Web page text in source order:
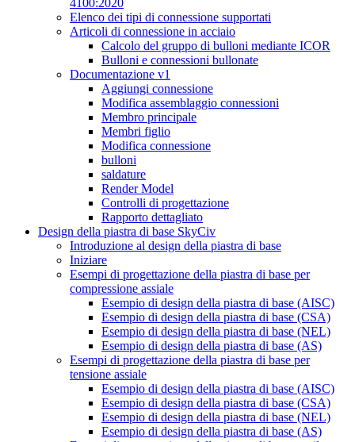
4100:2020
Elenco dei tipi di connessione supportati
Articoli di connessione in acciaio
Calcolo del gruppo di bulloni mediante ICOR
Bulloni e connessioni bullonate
Documentazione v1
Aggiungi connessione
Modifica assemblaggio connessioni
Membro principale
Membri figlio
Modifica connessione
bulloni
saldature
Render Model
Controlli di progettazione
Rapporto dettagliato
Design della piastra di base SkyCiv
Introduzione al design della piastra di base
Iniziare
Esempi di progettazione della piastra di base per
compressione assiale
Esempio di design della piastra di base (AISC)
Esempio di design della piastra di base (CSA)
Esempio di design della piastra di base (NEL)
Esempio di design della piastra di base (AS)
Esempi di progettazione della piastra di base per
tensione assiale
Esempio di design della piastra di base (AISC)
Esempio di design della piastra di base (CSA)
Esempio di design della piastra di base (NEL)
Esempio di design della piastra di base (AS)